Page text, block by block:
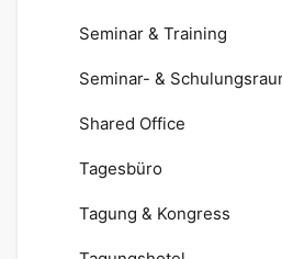
Seminar & Training
Seminar- &
Shared Office
Tagesbüro
Tagung & Kongress